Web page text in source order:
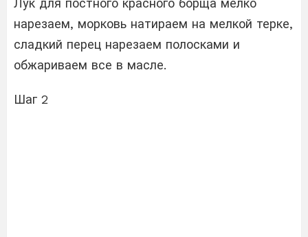
Лук для постного красного борща мелко
нарезаем, морковь натираем на мелкой терке,
сладкий перец нарезаем полосками и
обжариваем все в масле.
Шаг 2